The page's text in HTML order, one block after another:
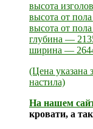
высота
высота от
высота от
глубина —
ширина —
(Цена указана
настила)
На нашем
кровати, а